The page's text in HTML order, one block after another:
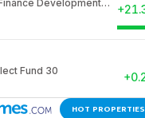
HOT PROPERTIES